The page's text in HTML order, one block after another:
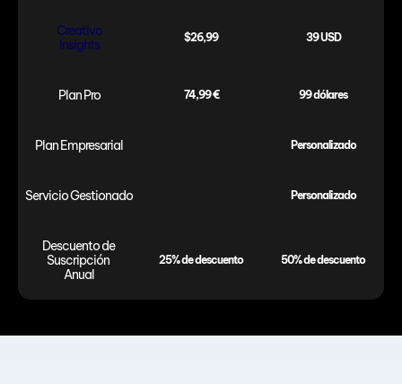
Creativo
Insights
$26,99 39 USD
Plan Pro 74,99 € 99 dólares
Plan Empresarial Personalizado
Servicio Gestionado Personalizado
Descuento de
Suscripción
Anual
25% de descuento 50% de descuento